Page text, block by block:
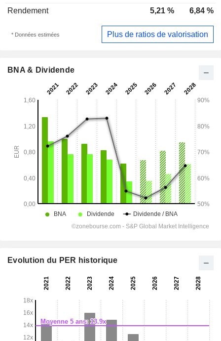
Rendement
5,21 % 6,84 %
* Données estimées Plus de ratios de valorisation
BNA & Dividende
Evolution du PER historique